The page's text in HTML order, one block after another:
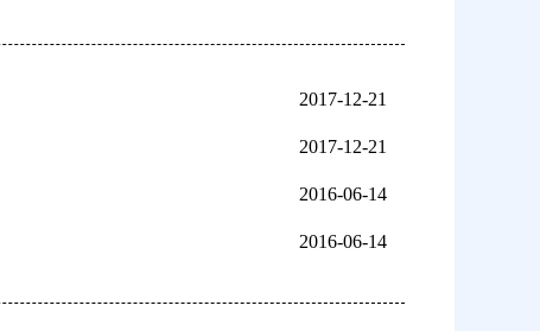
2017-12-21
2017-12-21
2016-06-14
2016-06-14